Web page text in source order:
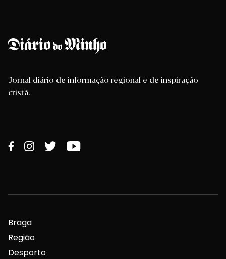
Jornal diário de informação regional e de inspiração
cristã.
Braga
Região
Desporto